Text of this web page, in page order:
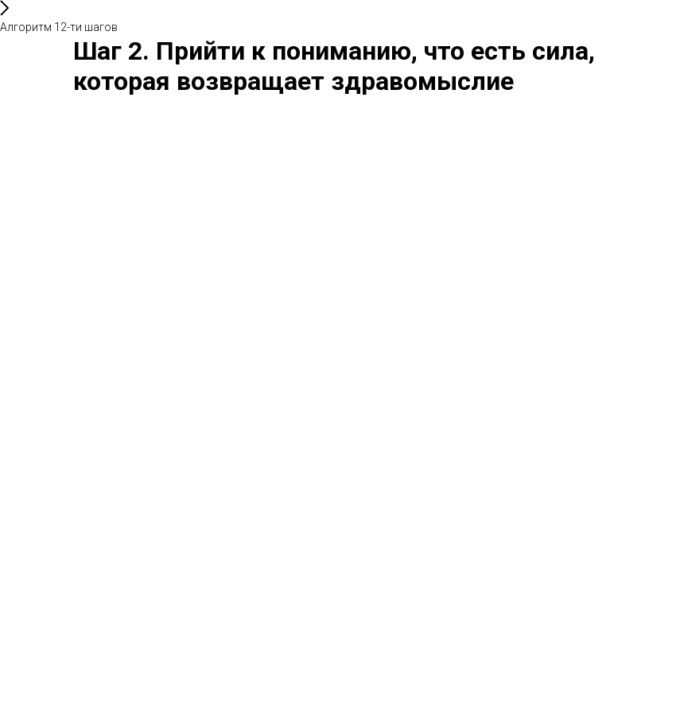
Алгоритм 12-ти шагов
Шаг 2. Прийти к пониманию, что есть сила,
которая возвращает здравомыслие